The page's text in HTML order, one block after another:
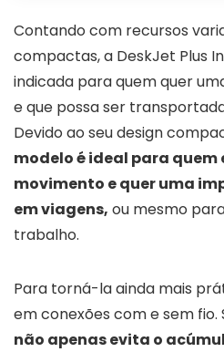
Contando com recursos
compactas, a DeskJet Plus
indicada para quem quer
e que possa ser
Devido ao seu design
modelo é ideal para quem
movimento e quer uma
em viagens, ou mesmo
trabalho.
Para torná-la ainda mais
em conexões com e sem fio.
não apenas evita o